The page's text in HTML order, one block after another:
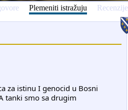
Plemeniti istražuju Recenzije
za istinu I genocid u Bosni
tanki smo sa drugim